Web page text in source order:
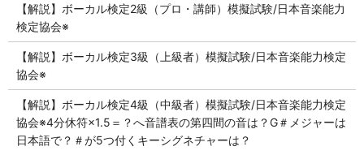
【解説】ボーカル検定2級（プロ・講師）模擬試験/日本音楽能力
検定協会※
【解説】ボーカル検定3級（上級者）模擬試験/日本音楽能力検定
協会※
【解説】ボーカル検定4級（中級者）模擬試験/日本音楽能力検定
協会※4分休符×1.5＝？へ音譜表の第四間の音は？G＃メジャーは
日本語で？＃が5つ付くキーシグネチャーは？